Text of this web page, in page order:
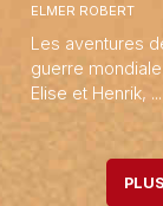
ELMER ROBERT
Les aventures
guerre
Elise et Henrik, ...